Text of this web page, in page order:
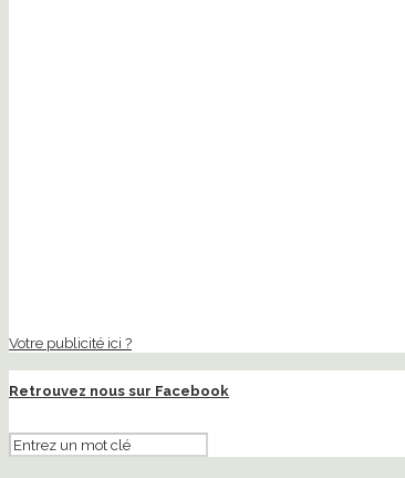
Votre publicité ici ?
Retrouvez nous sur Facebook